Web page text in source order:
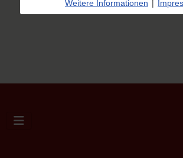
Weitere Informationen |